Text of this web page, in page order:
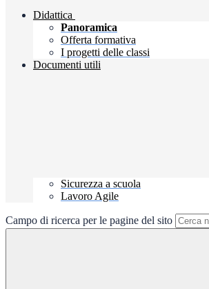
Didattica
Panoramica
Offerta formativa
I progetti delle classi
Documenti utili
Sicurezza a scuola
Lavoro Agile
Campo di ricerca per le pagine del sito